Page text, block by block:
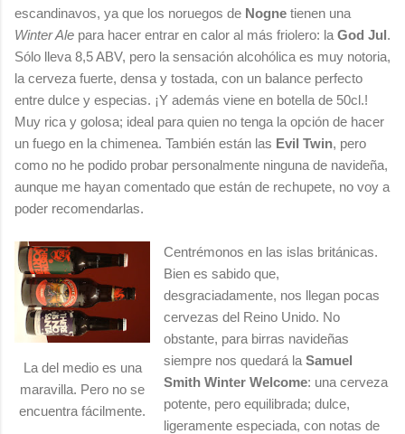
escandinavos, ya que los noruegos de Nogne tienen una
Winter Ale para hacer entrar en calor al más friolero: la God Jul.
Sólo lleva 8,5 ABV, pero la sensación alcohólica es muy notoria,
la cerveza fuerte, densa y tostada, con un balance perfecto
entre dulce y especias. ¡Y además viene en botella de 50cl.!
Muy rica y golosa; ideal para quien no tenga la opción de hacer
un fuego en la chimenea. También están las Evil Twin, pero
como no he podido probar personalmente ninguna de navideña,
aunque me hayan comentado que están de rechupete, no voy a
poder recomendarlas.
La del medio es una
maravilla. Pero no se
encuentra fácilmente.
Centrémonos en las islas británicas.
Bien es sabido que,
desgraciadamente, nos llegan pocas
cervezas del Reino Unido. No
obstante, para birras navideñas
siempre nos quedará la Samuel
Smith Winter Welcome: una cerveza
potente, pero equilibrada; dulce,
ligeramente especiada, con notas de